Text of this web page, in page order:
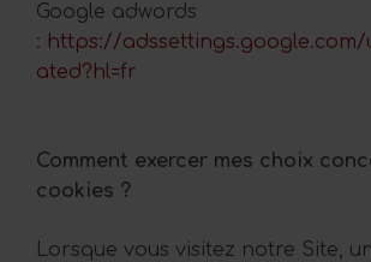
Google adwords
: https://
ated?hl=fr
Comment exercer mes choix
cookies ?
Lorsque vous visitez notre Site,